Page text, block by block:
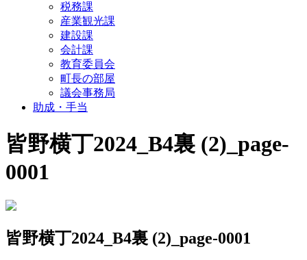
税務課
産業観光課
建設課
会計課
教育委員会
町長の部屋
議会事務局
助成・手当
皆野横丁2024_B4裏 (2)_page-
0001
皆野横丁2024_B4裏 (2)_page-0001